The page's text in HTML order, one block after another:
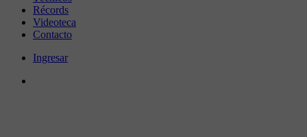
Récords
Videoteca
Contacto
Ingresar